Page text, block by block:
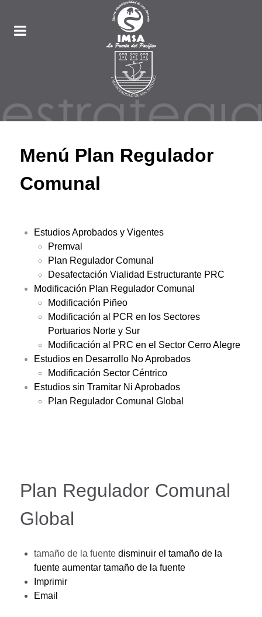
Menú Plan Regulador
Comunal
Estudios Aprobados y Vigentes
Premval
Plan Regulador Comunal
Desafectación Vialidad Estructurante PRC
Modificación Plan Regulador Comunal
Modificación Piñeo
Modificación al PCR en los Sectores
Portuarios Norte y Sur
Modificación al PRC en el Sector Cerro Alegre
Estudios en Desarrollo No Aprobados
Modificación Sector Céntrico
Estudios sin Tramitar Ni Aprobados
Plan Regulador Comunal Global
Plan Regulador Comunal
Global
tamaño de la fuente disminuir el tamaño de la
fuente aumentar tamaño de la fuente
Imprimir
Email